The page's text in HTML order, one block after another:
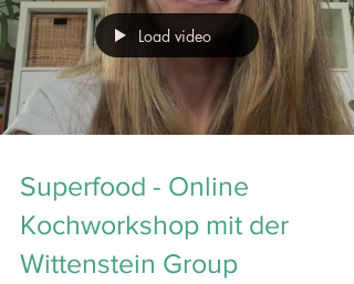
Load video
Superfood - Online
Kochworkshop mit der
Wittenstein Group